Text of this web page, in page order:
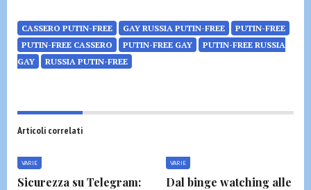
CASSERO PUTIN-FREE GAY RUSSIA PUTIN-FREE
PUTIN-FREE
PUTIN-FREE CASSERO
PUTIN-FREE GAY
PUTIN-FREE RUSSIA
GAY
RUSSIA PUTIN-FREE
Articoli correlati
VARIE
Sicurezza su Telegram:
VARIE
Dal binge watching alle